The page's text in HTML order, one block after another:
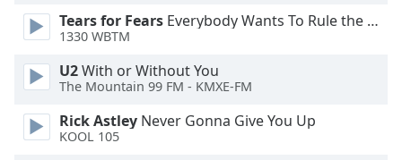
Opacity
Caption
Area
Background
Tears for Fears Everybody Wants To Rule the World
1330 WBTM
U2With or Without You
The Mountain 99 FM - KMXE-FM
Rick Astley Never Gonna Give You Up
KOOL 105